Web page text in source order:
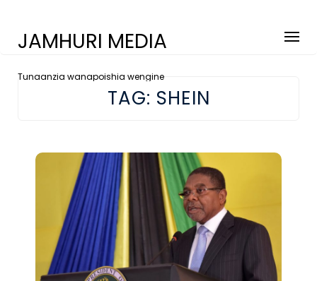
JAMHURI MEDIA
Tunaanzia wanapoishia wengine
TAG: SHEIN